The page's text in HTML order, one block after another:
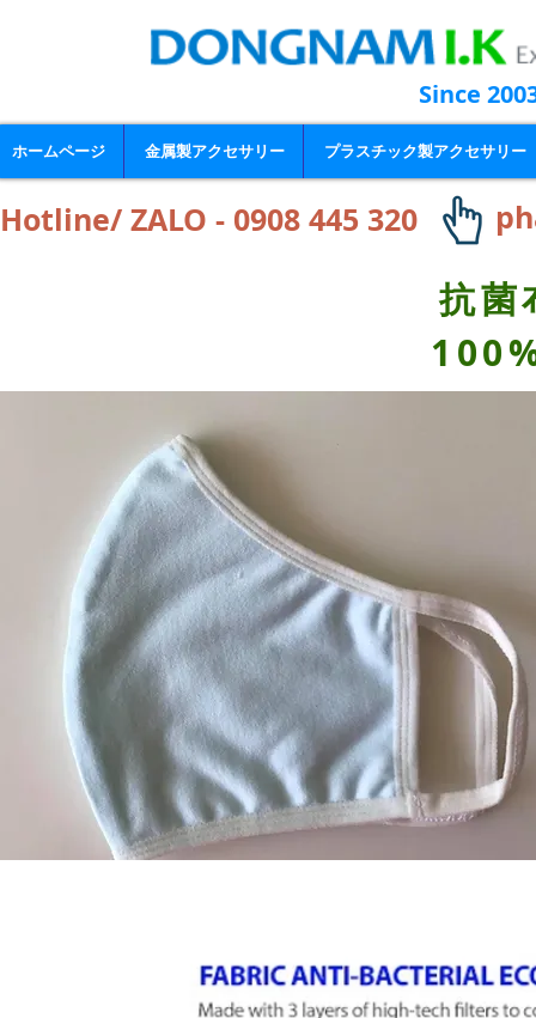
Since
ホームページ 金属製アクセサリー プラスチック製アクセサリー
Hotline/ ZALO - 0908 445 320
抗菌